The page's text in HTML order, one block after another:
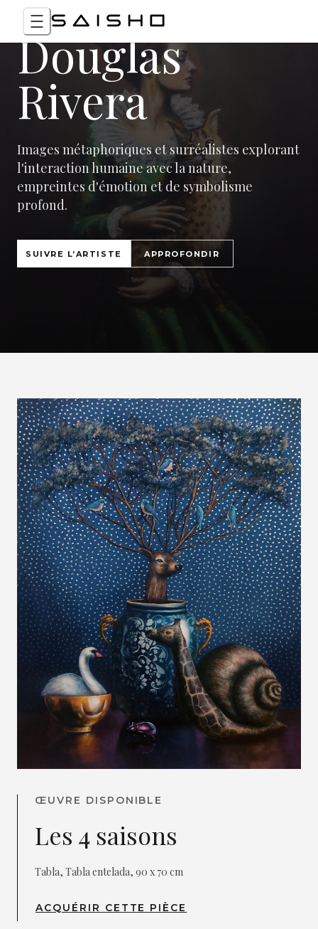
Douglas
Rivera
Images métaphoriques et surréalistes explorant
l'interaction humaine avec la nature,
empreintes d'émotion et de symbolisme
profond.
SUIVRE L’ARTISTE APPROFONDIR
ŒUVRE DISPONIBLE
Les 4 saisons
Tabla, Tabla entelada, 90 x 70 cm
ACQUÉRIR CETTE PIÈCE